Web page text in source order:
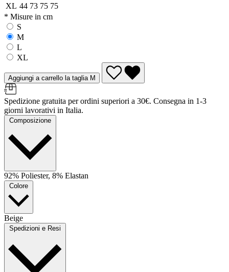
XL 44 73 75 75
* Misure in cm
S
M
L
XL
Aggiungi a carrello la taglia M
Spedizione gratuita per ordini superiori a 30€. Consegna in 1-3
giorni lavorativi in Italia.
Composizione
92% Poliester, 8% Elastan
Colore
Beige
Spedizioni e Resi